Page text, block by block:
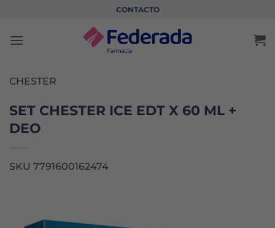
contenido
CONTACTO
CHESTER
SET CHESTER ICE EDT X 60 ML +
DEO
SKU 7791600162474